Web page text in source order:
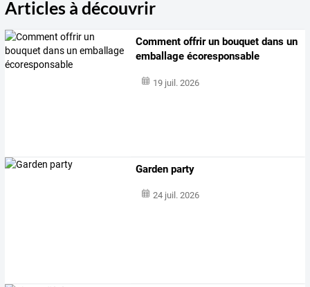
Articles à découvrir
Comment offrir un bouquet dans un
emballage écoresponsable
19 juil. 2026
Garden party
24 juil. 2026